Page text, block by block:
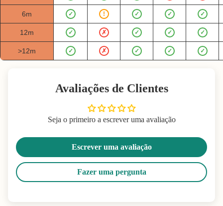
6m ✓ ! ✓ ✓ ✓
12m ✓ ✗ ✓ ✓ ✓
>12m ✓ ✗ ✓ ✓ ✓
Avaliações de Clientes
Seja o primeiro a escrever uma avaliação
Escrever uma avaliação
Fazer uma pergunta